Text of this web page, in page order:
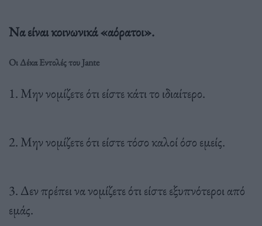
Να είναι κοινωνικά «αόρατοι».
Οι Δέκα Εντολές του Jante
1. Μην νομίζετε ότι είστε κάτι το ιδιαίτερο.
2. Μην νομίζετε ότι είστε τόσο καλοί όσο εμείς.
3. Δεν πρέπει να νομίζετε ότι είστε εξυπνότεροι από
εμάς.